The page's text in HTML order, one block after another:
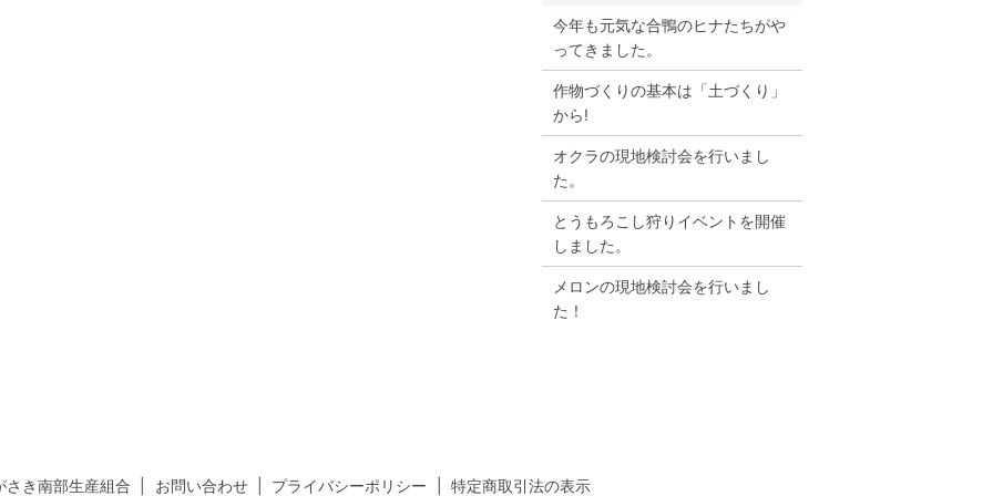
今年も元気な合鴨のヒナたちがや
ってきました。
作物づくりの基本は「土づくり」
から!
オクラの現地検討会を行いまし
た。
とうもろこし狩りイベントを開催
しました。
メロンの現地検討会を行いまし
た！
さき南部生産組合 お問い合わせ プライバシーポリシー 特定商取引法の表示